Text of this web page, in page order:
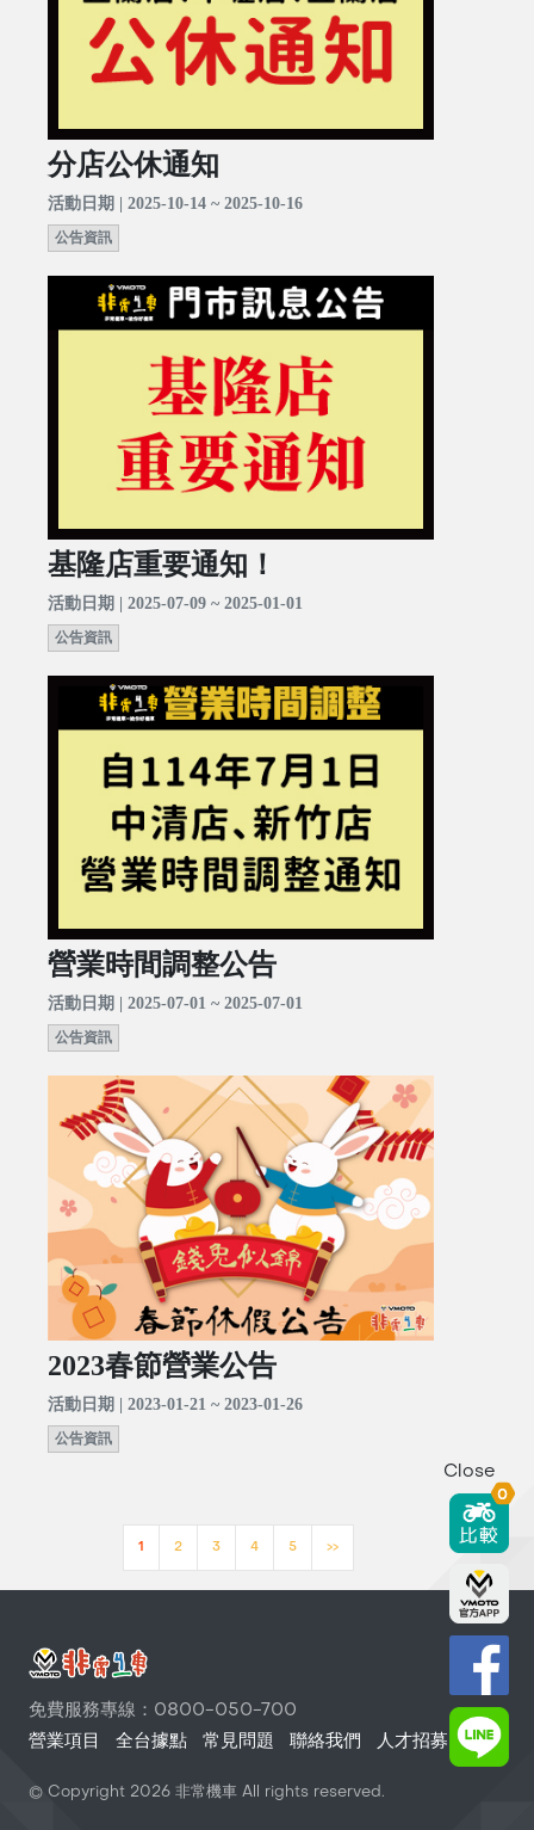
分店公休通知
活動日期 | 2025-10-14 ~ 2025-10-16
公告資訊
基隆店重要通知！
活動日期 | 2025-07-09 ~ 2025-01-01
公告資訊
營業時間調整公告
活動日期 | 2025-07-01 ~ 2025-07-01
公告資訊
2023春節營業公告
活動日期 | 2023-01-21 ~ 2023-01-26
公告資訊
1 2 3 4 5 >>
免費服務專線：0800-050-700
營業項目
全台據點 常見問題 聯絡我們 人才招募
© Copyright 2026 非常機車 All rights reserved.
Close
0